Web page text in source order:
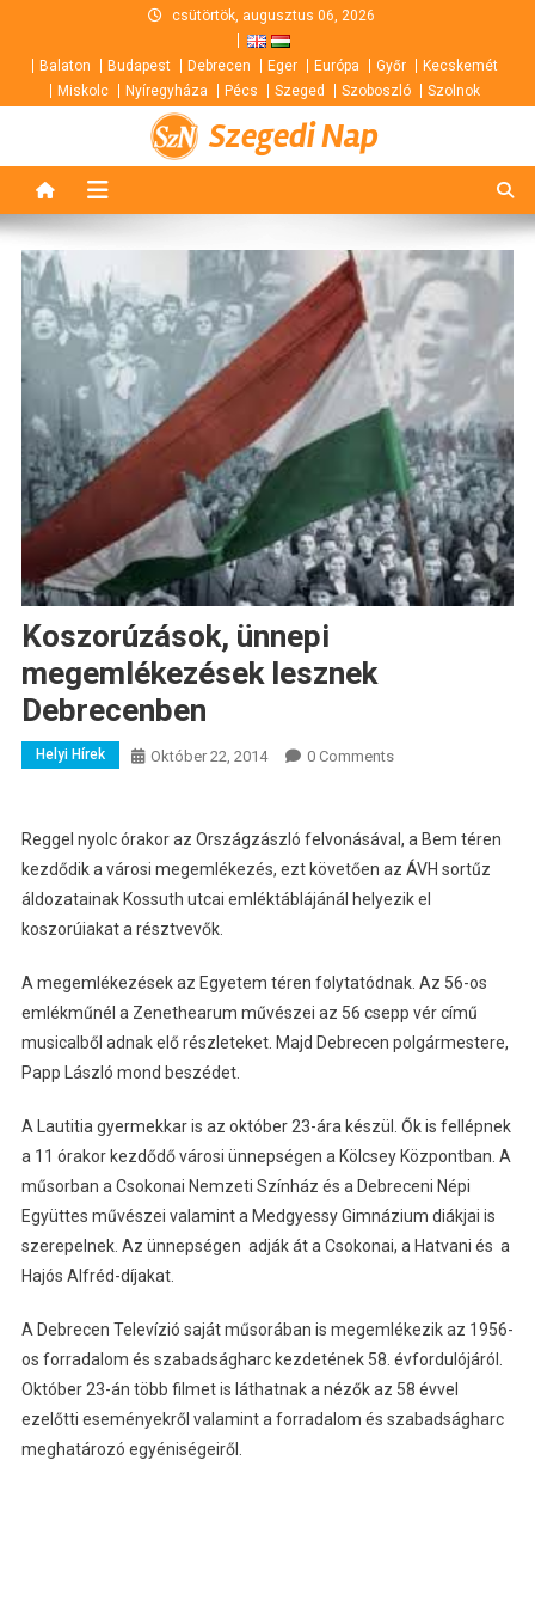
content
csütörtök, augusztus 06, 2026
Balaton Budapest Debrecen Eger Európa Győr
Kecskemét
Miskolc
Nyíregyháza Pécs Szeged Szoboszló Szolnok
Szegedi Nap
Koszorúzások, ünnepi
megemlékezések lesznek
Debrecenben
Helyi Hírek Október 22, 2014 0 Comments
Reggel nyolc órakor az Országzászló felvonásával, a Bem téren
kezdődik a városi megemlékezés, ezt követően az ÁVH sortűz
áldozatainak Kossuth utcai emléktáblájánál helyezik el
koszorúiakat a résztvevők.
A megemlékezések az Egyetem téren folytatódnak. Az 56-os
emlékműnél a Zenethearum művészei az 56 csepp vér című
musicalből adnak elő részleteket. Majd Debrecen polgármestere,
Papp László mond beszédet.
A Lautitia gyermekkar is az október 23-ára készül. Ők is fellépnek
a 11 órakor kezdődő városi ünnepségen a Kölcsey Központban. A
műsorban a Csokonai Nemzeti Színház és a Debreceni Népi
Együttes művészei valamint a Medgyessy Gimnázium diákjai is
szerepelnek. Az ünnepségen adják át a Csokonai, a Hatvani és a
Hajós Alfréd-díjakat.
A Debrecen Televízió saját műsorában is megemlékezik az 1956-
os forradalom és szabadságharc kezdetének 58. évfordulójáról.
Október 23-án több filmet is láthatnak a nézők az 58 évvel
ezelőtti eseményekről valamint a forradalom és szabadságharc
meghatározó egyéniségeiről.